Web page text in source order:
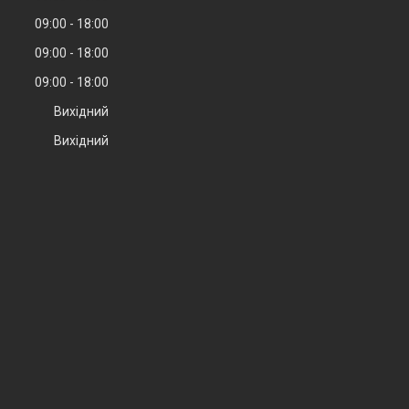
09:00
18:00
09:00
18:00
09:00
18:00
Вихідний
Вихідний